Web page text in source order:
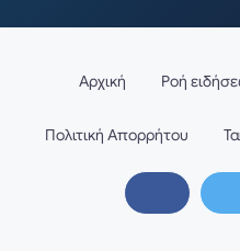
Αρχική Ροή
Πολιτική Απορρήτου